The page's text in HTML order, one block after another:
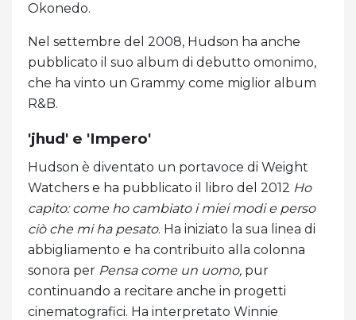
Okonedo.
Nel settembre del 2008, Hudson ha anche
pubblicato il suo album di debutto omonimo,
che ha vinto un Grammy come miglior album
R&B.
'jhud' e 'Impero'
Hudson è diventato un portavoce di Weight
Watchers e ha pubblicato il libro del 2012 Ho
capito: come ho cambiato i miei modi e perso
ciò che mi ha pesato. Ha iniziato la sua linea di
abbigliamento e ha contribuito alla colonna
sonora per Pensa come un uomo, pur
continuando a recitare anche in progetti
cinematografici. Ha interpretato Winnie